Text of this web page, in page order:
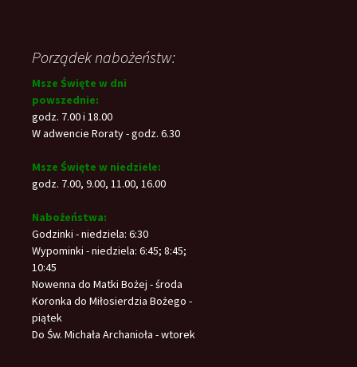
Porządek nabożeństw:
Msze Święte w dni
powszednie:
godz. 7.00 i 18.00
W adwencie Roraty - godz. 6.30
Msze Święte w niedziele:
godz. 7.00, 9.00, 11.00, 16.00
Nabożeństwa:
Godzinki - niedziela: 6:30
Wypominki - niedziela: 6:45; 8:45;
10:45
Nowenna do Matki Bożej - środa
Koronka do Miłosierdzia Bożego -
piątek
Do Św. Michała Archanioła - wtorek